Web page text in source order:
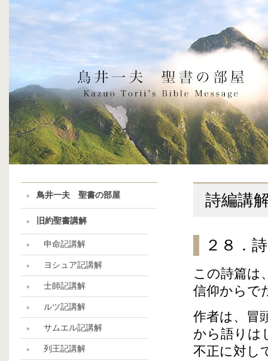
鳥井一夫 聖書の部屋
旧約聖書講解
申命記講解
ヨシュア記講解
士師記講解
ルツ記講解
サムエル記講解
列王記講解
詩編講
２８．
この詩篇は
信仰からで
作者は、冒
から語りは
不正に対し